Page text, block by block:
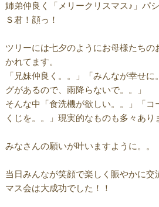
姉弟仲良く「メリークリスマス♪」パシ
Ｓ君！顔っ！
ツリーには七夕のようにお母様たちの
かれてます。
「兄妹仲良く。。」「みんなが幸せ
グがあるので、雨降らないで。。」
そんな中「食洗機が欲しい。。」「コ
くじを。。」現実的なものも多々あり
みなさんの願いが叶いますように。。
当日みんなが笑顔で楽しく賑やかに交
マス会は大成功でした！！